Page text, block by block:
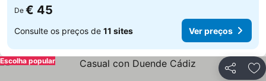
De € 45
Consulte os preços de 11 sites Ver preços
Partilhar
Escolha popular